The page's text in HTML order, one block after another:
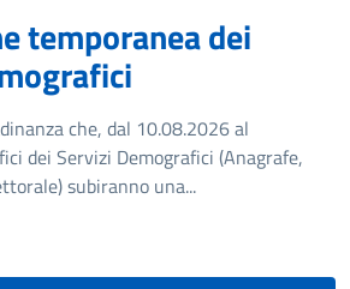
temporanea dei
che, dal 10.08.2026 al
dei Servizi Demografici (Anagrafe,
subiranno una...